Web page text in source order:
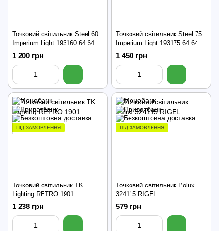
Точковий світильник Steel 60
Imperium Light 193160.64.64
1 200 грн
Точковий світильник Steel 75
Imperium Light 193175.64.64
1 450 грн
ПІД ЗАМОВЛЕННЯ
Точковий світильник TK
Lighting RETRO 1901
1 238 грн
ПІД ЗАМОВЛЕННЯ
Точковий світильник Polux
324115 RIGEL
579 грн